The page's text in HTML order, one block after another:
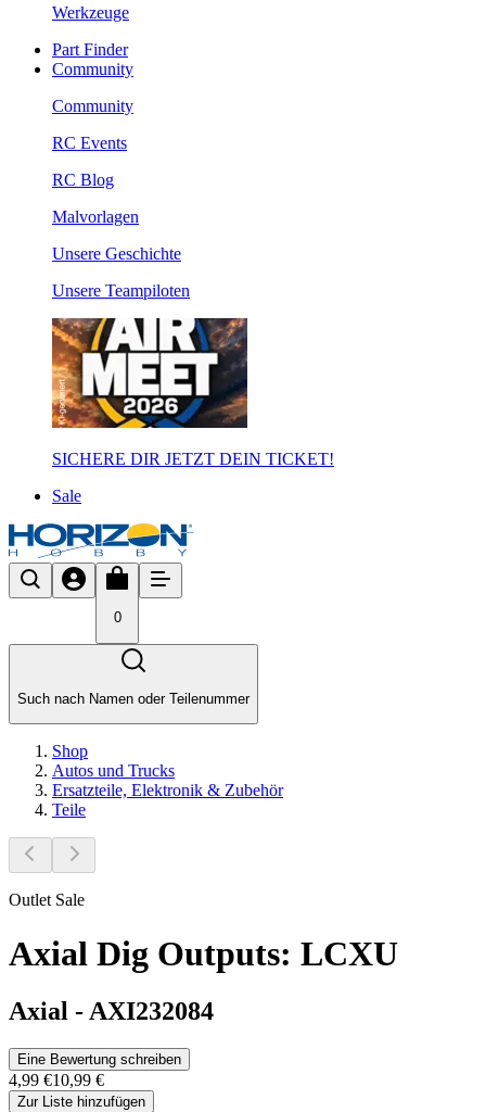
Werkzeuge
Part Finder
Community
Community
RC Events
RC Blog
Malvorlagen
Unsere Geschichte
Unsere Teampiloten
SICHERE DIR JETZT DEIN TICKET!
Sale
0
Such nach Namen oder Teilenummer
Shop
Autos und Trucks
Ersatzteile, Elektronik & Zubehör
Teile
Outlet Sale
Axial Dig Outputs: LCXU
Axial - AXI232084
Eine Bewertung schreiben
4,99 €10,99 €
Zur Liste hinzufügen